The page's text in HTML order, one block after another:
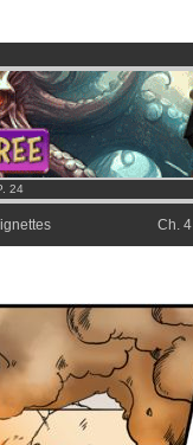
!Clique ici pour t'abonner
24
Ch. 4